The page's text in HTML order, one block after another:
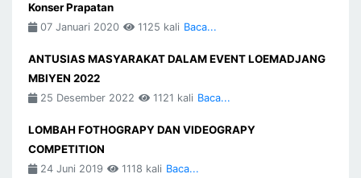
Konser Prapatan
07 Januari 2020 1125 kali Baca...
ANTUSIAS MASYARAKAT DALAM EVENT LOEMADJANG
MBIYEN 2022
25 Desember 2022 1121 kali Baca...
LOMBAH FOTHOGRAPY DAN VIDEOGRAPY
COMPETITION
24 Juni 2019 1118 kali Baca...